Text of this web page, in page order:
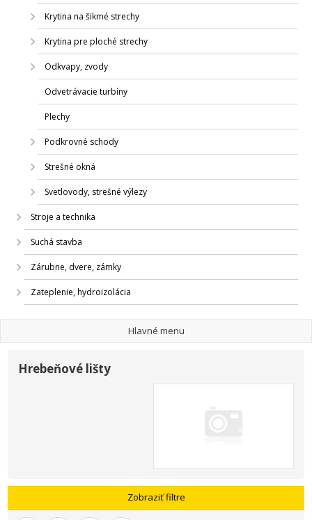
Krytina na šikmé strechy
Krytina pre ploché strechy
Odkvapy, zvody
Odvetrávacie turbíny
Plechy
Podkrovné schody
Strešné okná
Svetlovody, strešné výlezy
Stroje a technika
Suchá stavba
Zárubne, dvere, zámky
Zateplenie, hydroizolácia
Hlavné menu
Hrebeňové lišty
Zobraziť filtre